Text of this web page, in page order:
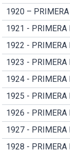
1920 –
1921 - PRIMERA
1922 - PRIMERA
1923 - PRIMERA
1924 - PRIMERA
1925 - PRIMERA
1926 - PRIMERA
1927 - PRIMERA
1928 - PRIMERA